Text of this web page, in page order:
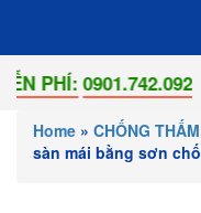
0901.742.092
Home » CHỐNG THẤM
sàn mái bằng sơn